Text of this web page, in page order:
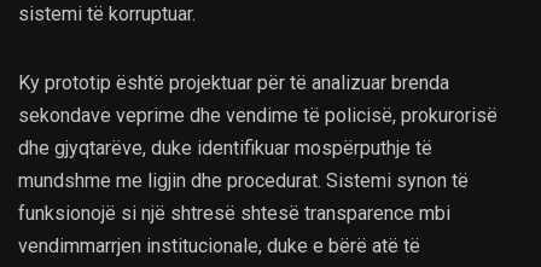
sistemi të korruptuar.
Ky prototip është projektuar për të analizuar brenda
sekondave veprime dhe vendime të policisë, prokurorisë
dhe gjyqtarëve, duke identifikuar mospërputhje të
mundshme me ligjin dhe procedurat. Sistemi synon të
funksionojë si një shtresë shtesë transparence mbi
vendimmarrjen institucionale, duke e bërë atë të